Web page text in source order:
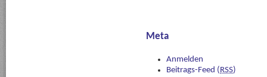
Meta
Anmelden
Beitrags-Feed (RSS)